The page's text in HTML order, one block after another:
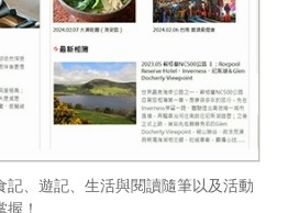
、遊記、生活與閱讀隨筆以及活動
！